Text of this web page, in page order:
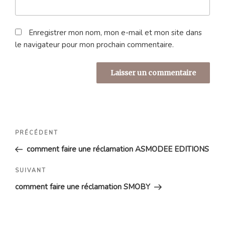
Enregistrer mon nom, mon e-mail et mon site dans
le navigateur pour mon prochain commentaire.
Navigation
l’article
Article
précédent
PRÉCÉDENT
comment faire une réclamation ASMODEE EDITIONS
Article
suivant
SUIVANT
comment faire une réclamation SMOBY